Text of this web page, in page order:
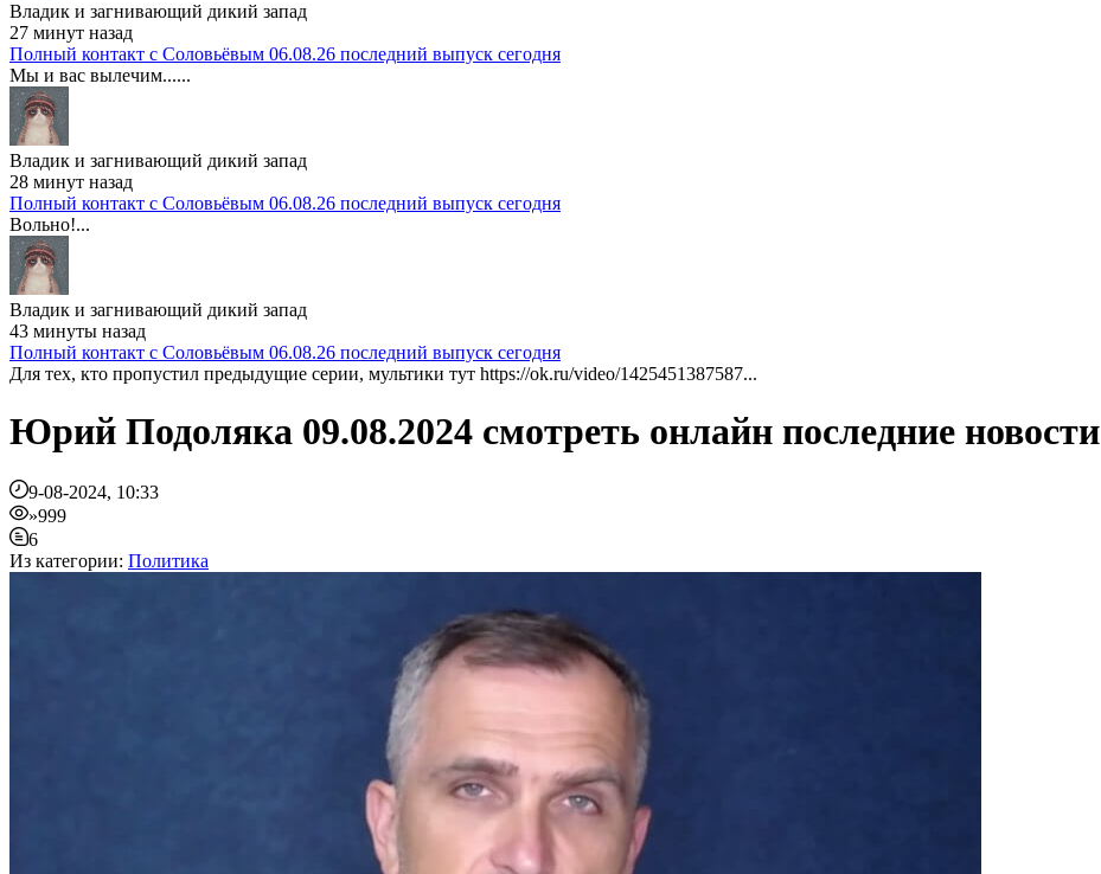
Владик и загнивающий дикий запад
27 минут назад
Полный контакт с Соловьёвым 06.08.26 последний выпуск сегодня
Мы и вас вылечим......
Владик и загнивающий дикий запад
28 минут назад
Полный контакт с Соловьёвым 06.08.26 последний выпуск сегодня
Вольно!...
Владик и загнивающий дикий запад
43 минуты назад
Полный контакт с Соловьёвым 06.08.26 последний выпуск сегодня
Для тех, кто пропустил предыдущие серии, мультики тут https://ok.ru/video/1425451387587...
Юрий Подоляка 09.08.2024 смотреть онлайн последние новости
9-08-2024, 10:33
»999
6
Из категории: Политика